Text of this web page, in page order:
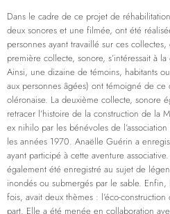
Dans le cadre de ce projet de
deux sonores et une filmée, ont été
personnes ayant travaillé sur ces
première collecte, sonore, s’intéressait à
Ainsi, une dizaine de témoins, habitants
aux personnes âgées) ont témoigné de ce
oléronaise. La deuxième collecte, sonore
retracer l’histoire de la construction de la
ex nihilo par les bénévoles de
les années 1970. Anaëlle Guérin a
ayant participé à cette aventure
également été enregistré au sujet de
inondés ou submergés par le sable.
fois, avait deux thèmes : l’éco-construction
part. Elle a été menée en collaboration